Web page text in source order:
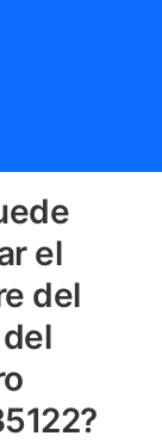
el
del